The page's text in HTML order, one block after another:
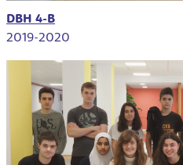
DBH 4-B
2019-2020